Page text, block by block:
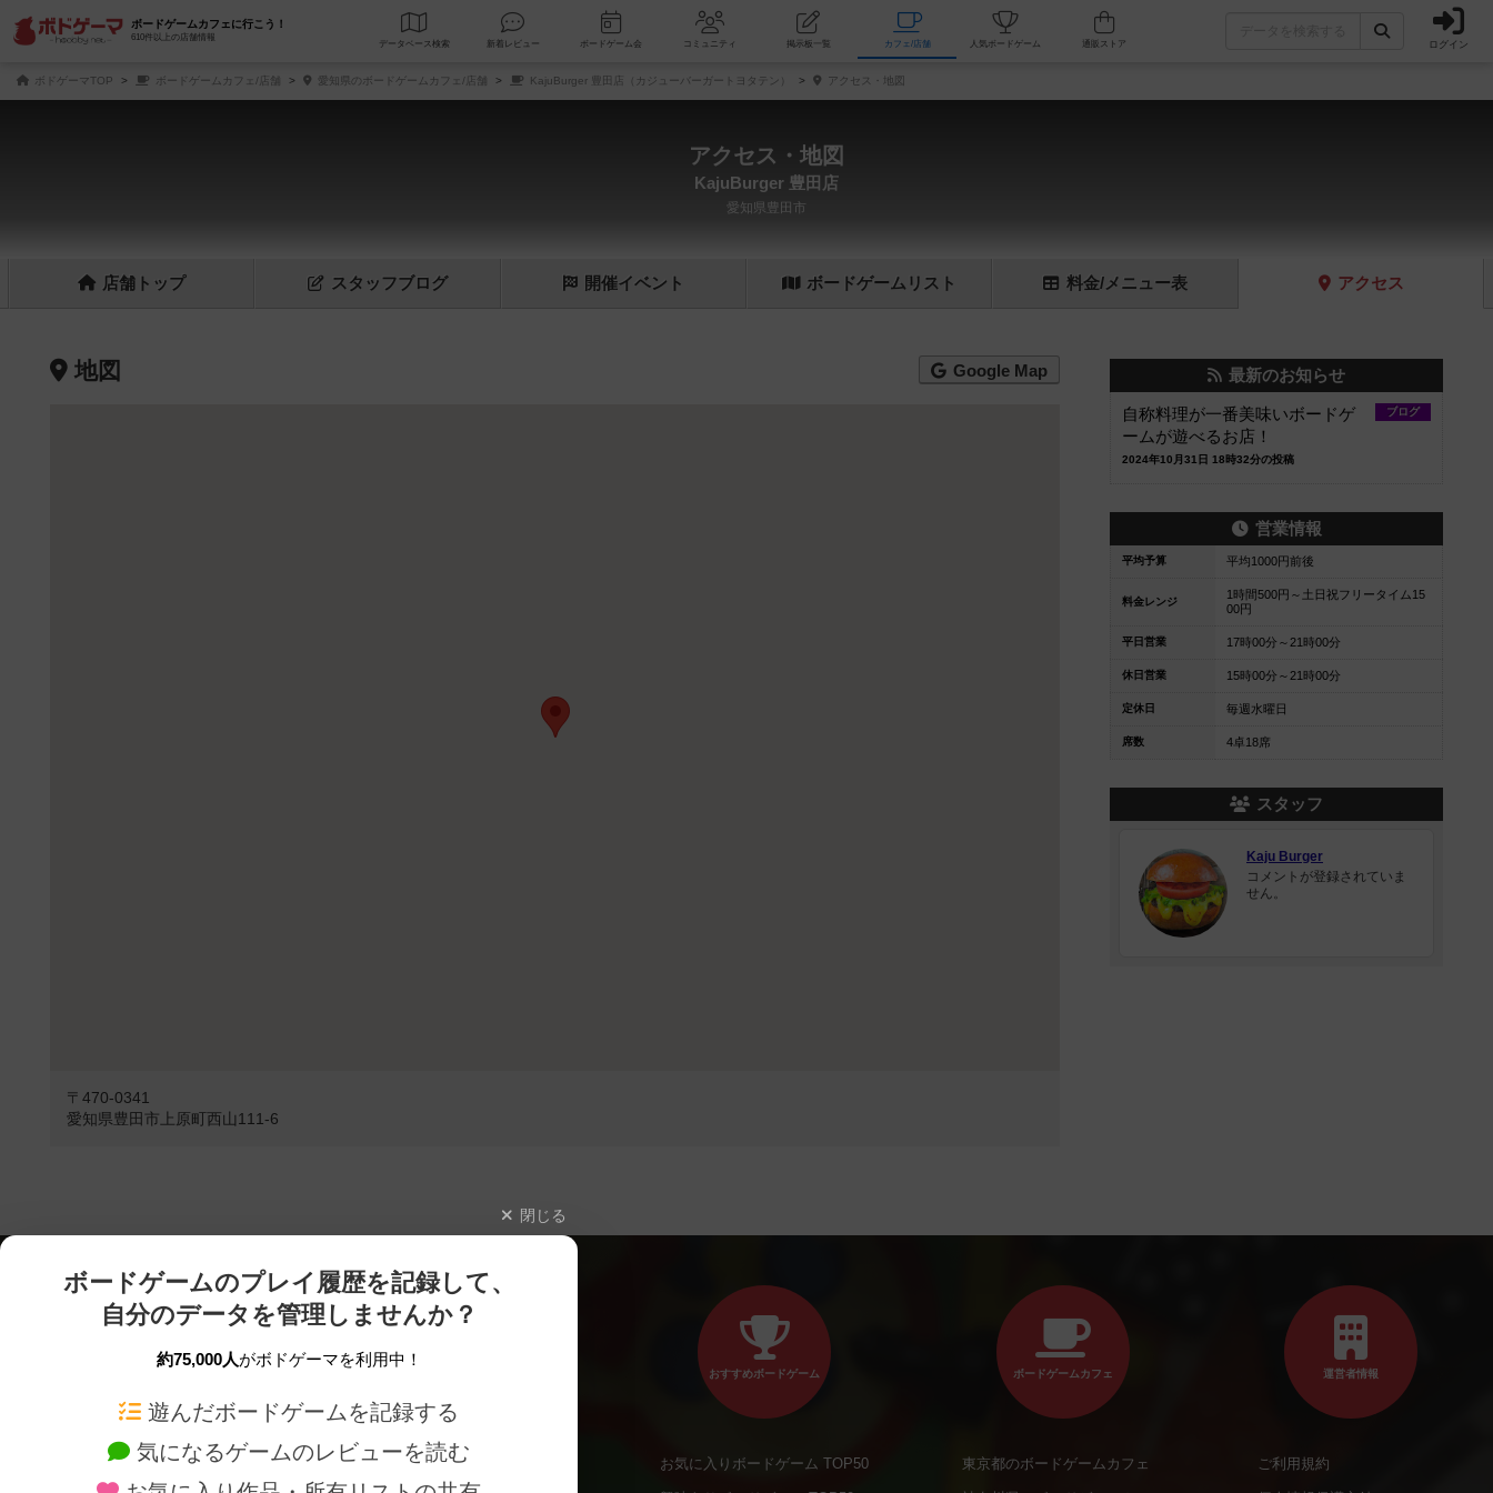
ボードゲームカフェに行こう！
610件以上の店舗情報
データベース 検索 新着レビュー ボードゲーム会 コミュニティ 掲示板一覧 カフェ/店舗 人気ボードゲーム ログイン
ボドゲーマTOP ボードゲームカフェ/店舗 愛知県のボードゲームカフェ/店舗 KajuBurger 豊田店（カジューバーガートヨタテン） アクセス・地図
アクセス・地図
KajuBurger 豊田店
愛知県豊田市
店舗 トップ スタッフブログ 開催イベント ボードゲーム リスト 料金/メニュー表 アクセス
地図 Google Map
〒470-0341
愛知県豊田市上原町西山111-6
最新のお知らせ
ブログ
自称料理が一番美味いボードゲ
ームが遊べるお店！
2024年10月31日 18時32分の投稿
営業情報
平均予算 平均1000円前後
料金レンジ
1時間500円～土日祝フリータイム15
00円
平日営業 17時00分～21時00分
休日営業 15時00分～21時00分
定休日 毎週水曜日
席数 4卓18席
スタッフ
Kaju Burger
コメントが登録されていま
せん。
閉じる
ボードゲームのプレイ履歴を記録して、
自分のデータを管理しませんか？
約75,000人がボドゲーマを利用中！
遊んだボードゲームを記録する
気になるゲームのレビューを読む
ボードゲームを検索する 新作・再入荷情報
おすすめボードゲーム
お気に入りボードゲーム TOP50
ボードゲームカフェ
東京都のボードゲームカフェ
運営者情報
ご利用規約